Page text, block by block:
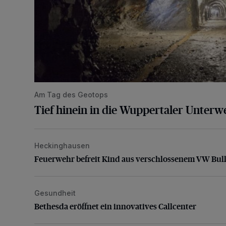
Am Tag des Geotops
Tief hinein in die Wuppertaler
Feuerwehr befreit Kind aus verschlossenem VW Bulli
Heckinghausen
Feuerwehr befreit Kind aus verschlossenem VW
Bethesda eröffnet ein innovatives Callcenter
Gesundheit
Bethesda eröffnet ein innovatives Callcenter